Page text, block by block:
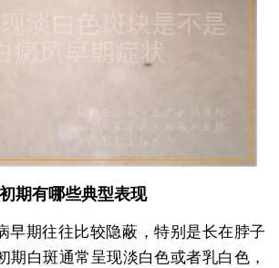
期有哪些典型表现
早期往往比较隐蔽，特别是长在脖子
期白斑通常呈现淡白色或者乳白色，